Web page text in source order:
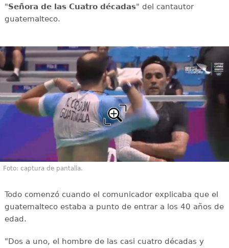
"Señora de las Cuatro décadas" del cantautor
guatemalteco.
Foto: captura de pantalla.
Todo comenzó cuando el comunicador explicaba que el
guatemalteco estaba a punto de entrar a los 40 años de
edad.
"Dos a uno, el hombre de las casi cuatro décadas y